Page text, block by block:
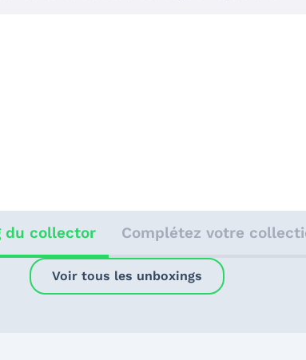
du collector Complétez votre
Voir tous les unboxings